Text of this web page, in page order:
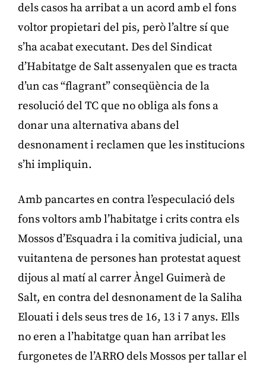
dels casos ha arribat a un acord amb el fons
voltor propietari del pis, però l’altre sí que
s’ha acabat executant. Des del Sindicat
d’Habitatge de Salt assenyalen que es tracta
d’un cas “flagrant” conseqüència de la
resolució del TC que no obliga als fons a
donar una alternativa abans del
desnonament i reclamen que les institucions
s’hi impliquin.
Amb pancartes en contra l’especulació dels
fons voltors amb l’habitatge i crits contra els
Mossos d’Esquadra i la comitiva judicial, una
vuitantena de persones han protestat aquest
dijous al matí al carrer Àngel Guimerà de
Salt, en contra del desnonament de la Saliha
Elouati i dels seus tres de 16, 13 i 7 anys. Ells
no eren a l’habitatge quan han arribat les
furgonetes de l’ARRO dels Mossos per tallar el